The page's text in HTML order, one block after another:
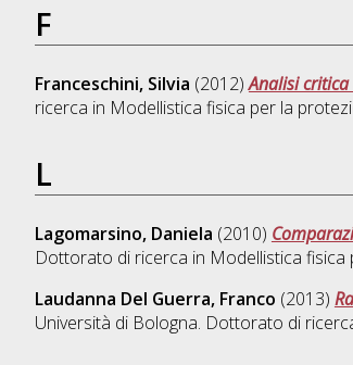
F
Franceschini, Silvia (2012)Analisi
ricerca in Modellistica fisica per la
L
Lagomarsino, Daniela (2010)
Dottorato di ricerca in Modellistica
Laudanna Del Guerra, Franco (2013)
Università di Bologna. Dottorato di